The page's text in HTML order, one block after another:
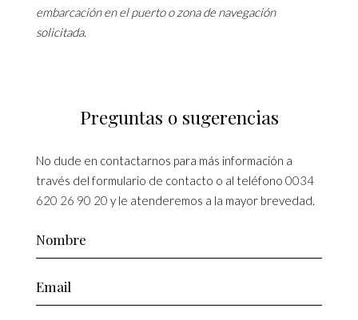
embarcación en el puerto o zona de navegación
solicitada.
Preguntas o sugerencias
No dude en contactarnos para más información a
través del formulario de contacto o al teléfono 0034
620 26 90 20 y le atenderemos a la mayor brevedad.